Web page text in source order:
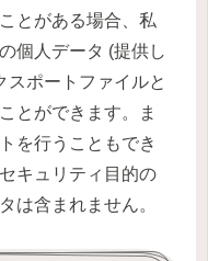
とがある場合、私
個人データ (提供し
スポートファイルと
とができます。ま
を行うこともでき
キュリティ目的の
は含まれません。